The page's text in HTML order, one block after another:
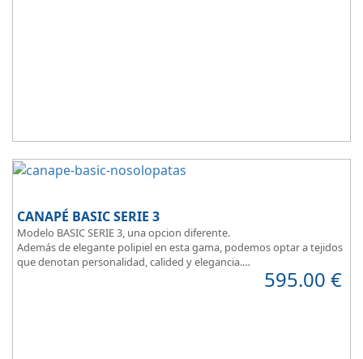
CANAPÉ BASIC SERIE 3
Modelo BASIC SERIE 3, una opcion diferente.
Además de elegante polipiel en esta gama, podemos optar a tejidos
que denotan personalidad, calided y elegancia.
595.00 €